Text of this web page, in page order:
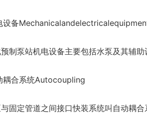
备
泵站机电设备主要包括水泵及其辅助
合系统Autocoupling
定管道之间接口快装系统叫自动耦合